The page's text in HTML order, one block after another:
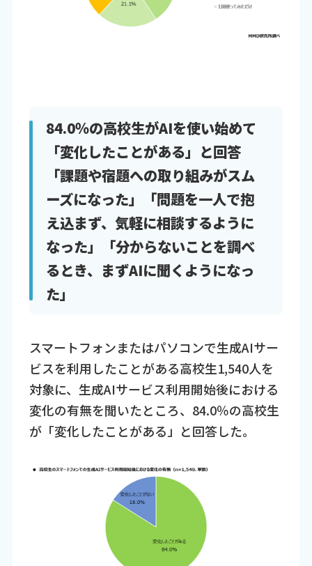
84.0％の高校生がAIを使い始めて
「変化したことがある」と回答
「課題や宿題への取り組みがスム
ーズになった」「問題を一人で抱
え込まず、気軽に相談するように
なった」「分からないことを調べ
るとき、まずAIに聞くようになっ
た」
スマートフォンまたはパソコンで生成AIサー
ビスを利用したことがある高校生1,540人を
対象に、生成AIサービス利用開始後における
変化の有無を聞いたところ、84.0％の高校生
が「変化したことがある」と回答した。